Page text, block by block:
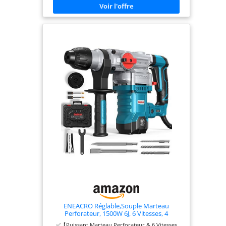
un contrôle précis, même dans
les conditions de travail les plus
de 1350W est livré avec un
coffret de transport robuste,
assurant une protection
optimale et une facilité de
transport sur les chantiers. Sa
capacité à fournir une énergie
d'impact élevée fait de cet outil
un choix idéal pour les
professionnels du bâtiment et
de la construction, offrant des
ENEACRO Réglable,Souple Marteau
Perforateur, 1500W 6J, 6 Vitesses, 4
Fonctions & Plus Rapidement Changer Le